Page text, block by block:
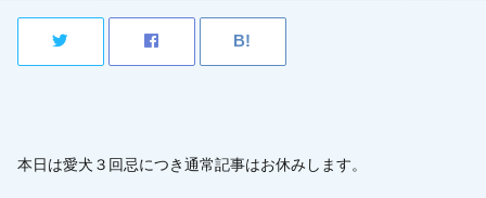
本日は愛犬３回忌につき通常記事はお休みします。